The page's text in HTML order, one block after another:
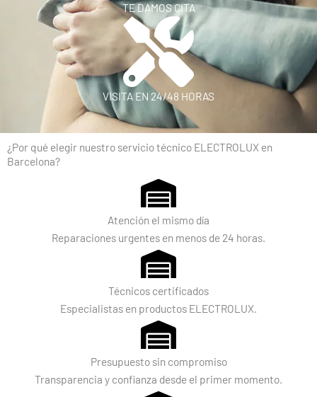
TE DAMOS CITA
VISITA EN 24/48 HORAS
¿Por qué elegir nuestro servicio técnico ELECTROLUX en
Barcelona?
Atención el mismo día
Reparaciones urgentes en menos de 24 horas.
Técnicos certificados
Especialistas en productos ELECTROLUX.
Presupuesto sin compromiso
Transparencia y confianza desde el primer momento.